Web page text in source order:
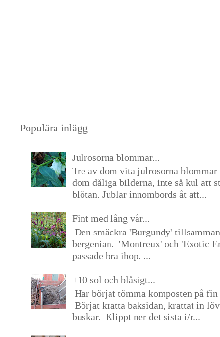
Populära inlägg
Julrosorna blommar...
Tre av dom vita julrosorna blommar
dom dåliga bilderna, inte så kul att
blötan. Jublar innombords åt att...
Fint med lång vår...
Den smäckra 'Burgundy'
bergenian. 'Montreux' och 'Exotic
passade bra ihop. ...
+10 sol och blåsigt...
Har börjat tömma komposten på
Börjat kratta baksidan, krattat in
buskar. Klippt ner det sista i/r...